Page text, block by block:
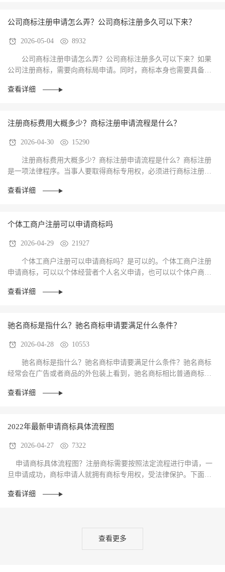
公司商标注册申请怎么弄？公司商标注册多久可以下来？
2026-05-04 8932
公司商标注册申请怎么弄？公司商标注册多久可以下来？如果
公司注册商标，需要向商标局申请。同时，商标本身也需要具备一
查看详细
注册商标费用大概多少？商标注册申请流程是什么？
2026-04-30 15290
注册商标费用大概多少？商标注册申请流程是什么？商标注册
是一项法律程序。当事人要取得商标专用权，必须进行商标注册。
查看详细
个体工商户注册可以申请商标吗
2026-04-29 21927
个体工商户注册可以申请商标吗？是可以的。个体工商户注册
申请商标，可以以个体经营者个人名义申请，也可以以个体户商号
查看详细
驰名商标是指什么？驰名商标申请要满足什么条件？
2026-04-28 10553
驰名商标是指什么？驰名商标申请要满足什么条件？驰名商标
经常会在广告或者商品的外包装上看到，驰名商标相比普通商标保
查看详细
2022年最新申请商标具体流程图
2026-04-27 7322
申请商标具体流程图？注册商标需要按照法定流程进行申请，一
旦申请成功，商标申请人就拥有商标专用权，受法律保护。下面一
查看详细
查看更多